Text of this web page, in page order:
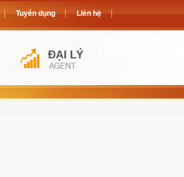
Tuyển dụng Liên hệ